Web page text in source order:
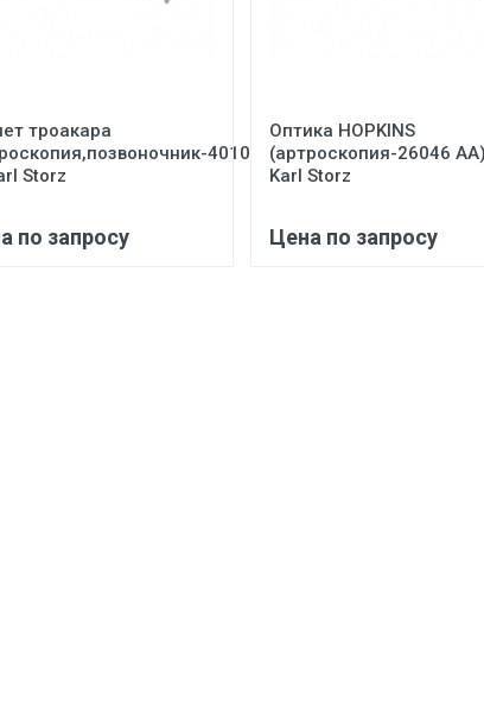
троакара
40103
Storz
по запросу
Оптика HOPKINS
(артроскопия-26046
Karl Storz
Цена по запросу